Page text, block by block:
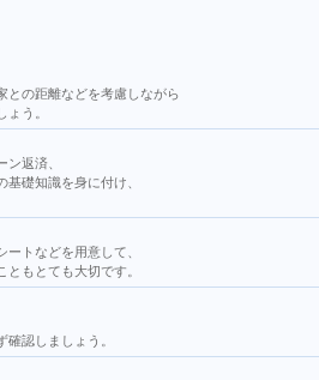
との距離などを考慮しながら
う。
返済、
礎知識を身に付け、
トなどを用意して、
もとても大切です。
認しましょう。